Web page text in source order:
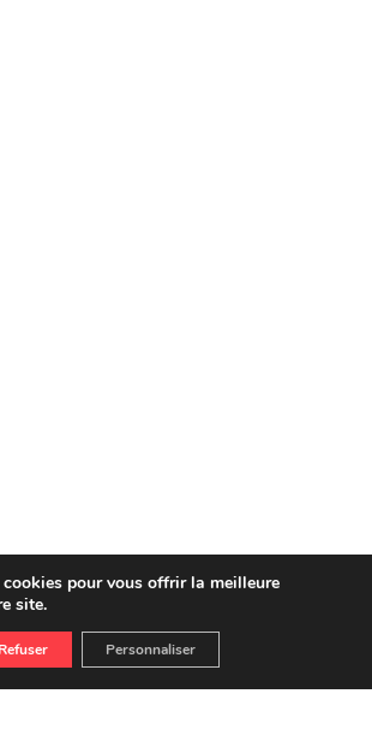
pour vous offrir la meilleure
site.
Refuser Personnaliser